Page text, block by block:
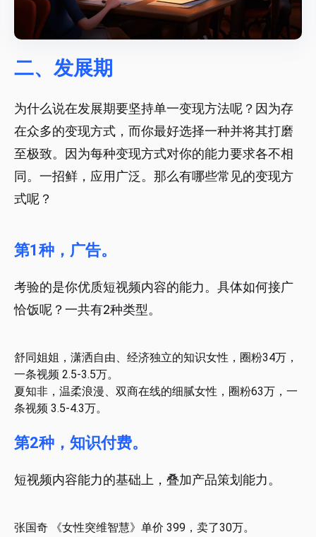
二、发展期
为什么说在发展期要坚持单一变现方法呢？因为存
在众多的变现方式，而你最好选择一种并将其打磨
至极致。因为每种变现方式对你的能力要求各不相
同。一招鲜，应用广泛。那么有哪些常见的变现方
式呢？
第1种，广告。
考验的是你优质短视频内容的能力。具体如何接广
恰饭呢？一共有2种类型。
舒同姐姐，潇洒自由、经济独立的知识女性，圈粉34万，
一条视频 2.5-3.5万。
夏知非，温柔浪漫、双商在线的细腻女性，圈粉63万，一
条视频 3.5-4.3万。
第2种，知识付费。
短视频内容能力的基础上，叠加产品策划能力。
张国奇 《女性突维智慧》单价 399，卖了30万。